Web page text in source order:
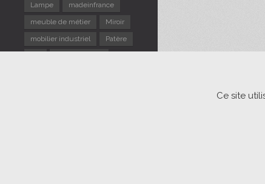
Lampe
madeinfrance
meuble de métier
Miroir
mobilier industriel
Patère
Ce site